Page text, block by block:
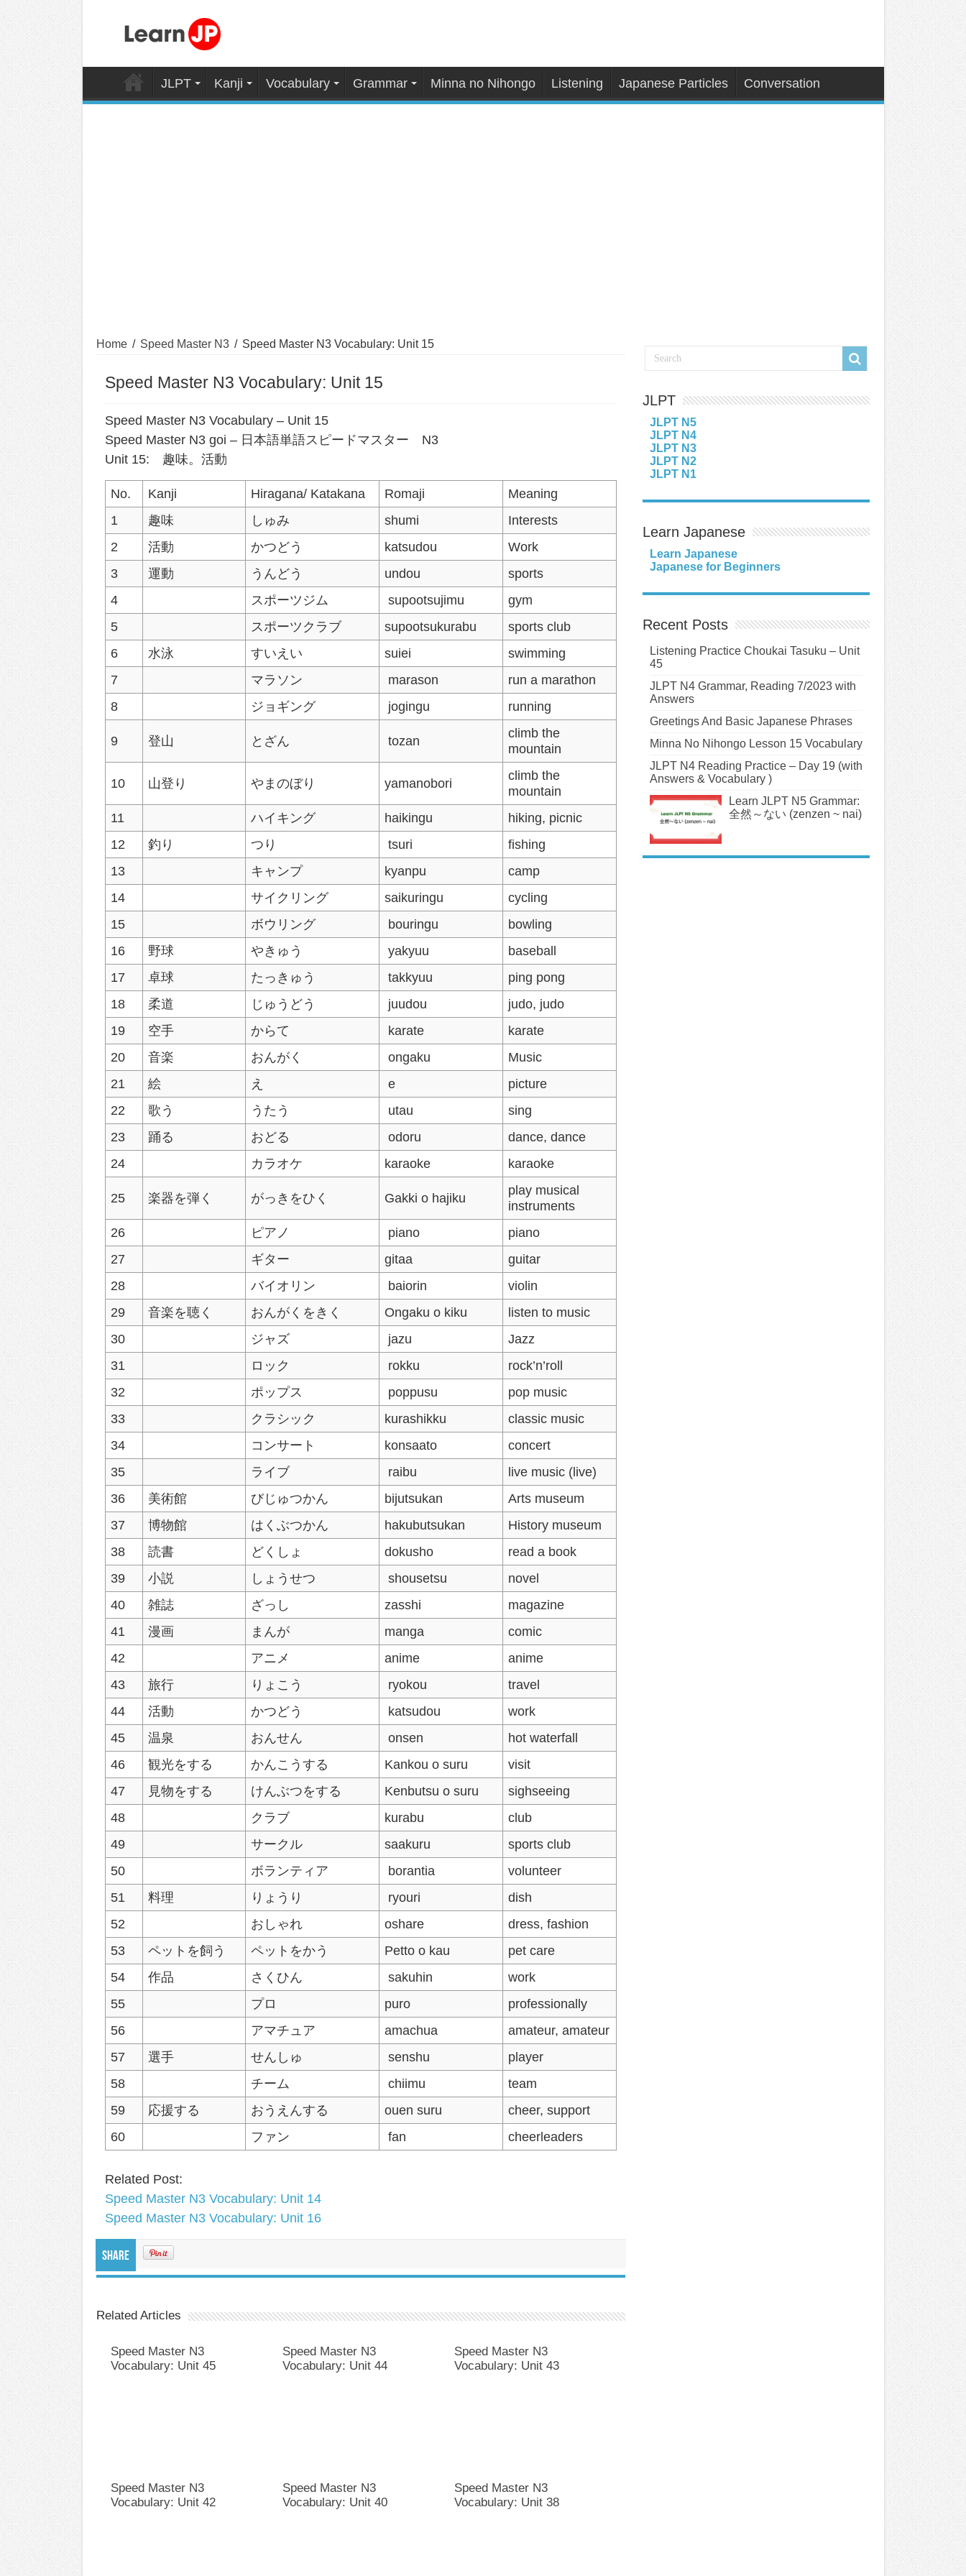
JLPT Kanji Vocabulary Grammar Minna no Nihongo Listening Japanese Particles Conversation
Home / Speed Master N3 / Speed Master N3 Vocabulary: Unit 15
Speed Master N3 Vocabulary: Unit 15
Speed Master N3 Vocabulary – Unit 15
Speed Master N3 goi – 日本語単語スピードマスター N3
Unit 15: 趣味。活動
No. Kanji Hiragana/ Katakana Romaji
Meaning
1
趣味 しゅみ shumi
Interests
2
活動 かつどう katsudou
Work
3
運動 うんどう undou
sports
4
スポーツジム supootsujimu
gym
5
スポーツクラブ supootsukurabu
sports club
6
水泳 すいえい suiei
swimming
7
マラソン marason
run a marathon
8
ジョギング jogingu running
9 登山 とざん tozan
climb the
mountain
10 山登り やまのぼり yamanobori
climb the
mountain
11
ハイキング haikingu
hiking, picnic
12
釣り つり tsuri
fishing
13
キャンプ kyanpu
camp
14
サイクリング saikuringu
cycling
15
ボウリング bouringu
bowling
16
野球 やきゅう yakyuu
baseball
17
卓球 たっきゅう takkyuu
ping pong
18
柔道 じゅうどう juudou
judo, judo
19
空手 からて karate
karate
20
音楽 おんがく ongaku
Music
21
絵 え e
picture
22
歌う うたう utau
sing
23
踊る おどる odoru
dance, dance
24
カラオケ karaoke karaoke
25 楽器を弾く がっきをひく Gakki o hajiku
play musical
instruments
26
ピアノ piano
piano
27
ギター gitaa
guitar
28
バイオリン baiorin
violin
29
音楽を聴く おんがくをきく Ongaku o kiku
listen to music
30
ジャズ jazu
Jazz
31
ロック rokku
rock’n’roll
32
ポップス poppusu
pop music
33
クラシック kurashikku
classic music
34
コンサート konsaato
concert
35
ライブ raibu
live music (live)
36
美術館 びじゅつかん bijutsukan
Arts museum
37
博物館 はくぶつかん hakubutsukan
History museum
38
読書 どくしょ dokusho
read a book
39
小説 しょうせつ shousetsu
novel
40
雑誌 ざっし zasshi
magazine
41
漫画 まんが manga
comic
42
アニメ anime
anime
43
旅行 りょこう ryokou
travel
44
活動 かつどう katsudou
work
45
温泉 おんせん onsen
hot waterfall
46
観光をする かんこうする Kankou o suru
visit
47
見物をする けんぶつをする Kenbutsu o suru
sighseeing
48
クラブ kurabu
club
49
サークル saakuru
sports club
50
ボランティア borantia
volunteer
51
料理 りょうり ryouri
dish
52
おしゃれ oshare
dress, fashion
53
ペットを飼う ペットをかう Petto o kau
pet care
54
作品 さくひん sakuhin
work
55
プロ puro
professionally
56
アマチュア amachua
amateur, amateur
57
選手 せんしゅ senshu
player
58
チーム chiimu
team
59
応援する おうえんする ouen suru
cheer, support
60
ファン fan cheerleaders
Related Post:
Speed Master N3 Vocabulary: Unit 14
Speed Master N3 Vocabulary: Unit 16
Share
Related Articles
Speed Master N3
Vocabulary: Unit 45
Speed Master N3
Vocabulary: Unit 44
Speed Master N3
Vocabulary: Unit 43
Speed Master N3
Vocabulary: Unit 42
Speed Master N3
Vocabulary: Unit 40
Speed Master N3
Vocabulary: Unit 38
JLPT
JLPT N5
JLPT N4
JLPT N3
JLPT N2
JLPT N1
Learn Japanese
Learn Japanese
Japanese for Beginners
Recent Posts
Listening Practice Choukai Tasuku – Unit
45
JLPT N4 Grammar, Reading 7/2023 with
Answers
Greetings And Basic Japanese Phrases
Minna No Nihongo Lesson 15 Vocabulary
JLPT N4 Reading Practice – Day 19 (with
Answers & Vocabulary )
Learn JLPT N5 Grammar:
全然～ない (zenzen ~ nai)